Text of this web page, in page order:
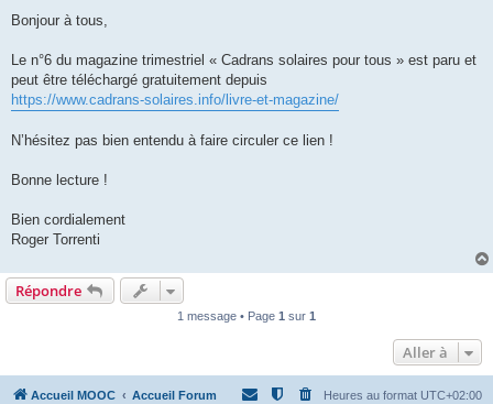
s
g
Bonjour à tous,
Le n°6 du magazine trimestriel « Cadrans solaires pour tous » est paru et
peut être téléchargé gratuitement depuis
https://www.cadrans-solaires.info/livre-et-magazine/
N’hésitez pas bien entendu à faire circuler ce lien !
Bonne lecture !
Bien cordialement
Roger Torrenti
Répondre
1 message • Page 1 sur 1
Aller à
Accueil MOOC Accueil Forum Heures au format UTC+02:00